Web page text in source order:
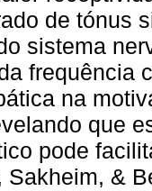
de tónus
sistema
frequência
na
que
pode
Sakheim, &